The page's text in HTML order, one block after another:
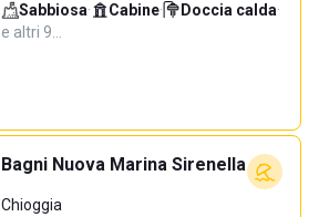
Sabbiosa· Cabine· Doccia calda·
e altri 9…
Bagni Nuova Marina Sirenella
Chioggia